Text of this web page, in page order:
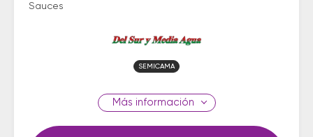
Sauces
SEMICAMA
información